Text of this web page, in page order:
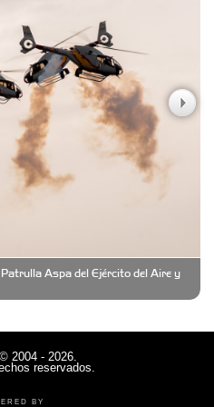
El Viejo Peña
Rellenos!
Aspa del Ejército del Aire y
2004 - 2026.
reservados.
BY